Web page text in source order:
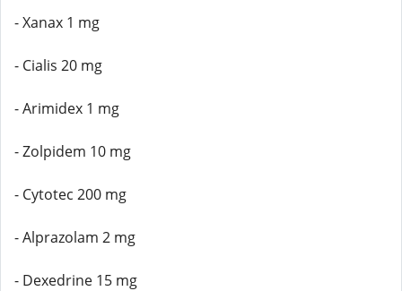
- Xanax 1 mg
- Cialis 20 mg
- Arimidex 1 mg
- Zolpidem 10 mg
- Cytotec 200 mg
- Alprazolam 2 mg
- Dexedrine 15 mg